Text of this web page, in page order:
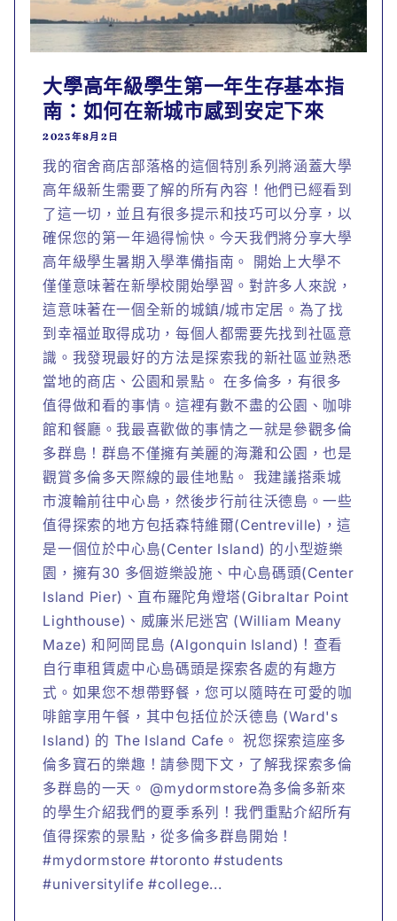
大學高年級學生第一年生存基本指
南：如何在新城市感到安定下來
2023年8月2日
我的宿舍商店部落格的這個特別系列將涵蓋大學
高年級新生需要了解的所有內容！他們已經看到
了這一切，並且有很多提示和技巧可以分享，以
確保您的第一年過得愉快。今天我們將分享大學
高年級學生暑期入學準備指南。 開始上大學不
僅僅意味著在新學校開始學習。對許多人來說，
這意味著在一個全新的城鎮/城市定居。為了找
到幸福並取得成功，每個人都需要先找到社區意
識。我發現最好的方法是探索我的新社區並熟悉
當地的商店、公園和景點。 在多倫多，有很多
值得做和看的事情。這裡有數不盡的公園、咖啡
館和餐廳。我最喜歡做的事情之一就是參觀多倫
多群島！群島不僅擁有美麗的海灘和公園，也是
觀賞多倫多天際線的最佳地點。 我建議搭乘城
市渡輪前往中心島，然後步行前往沃德島。一些
值得探索的地方包括森特維爾(Centreville)，這
是一個位於中心島(Center Island) 的小型遊樂
園，擁有30 多個遊樂設施、中心島碼頭(Center
Island Pier)、直布羅陀角燈塔(Gibraltar Point
Lighthouse)、威廉米尼迷宮 (William Meany
Maze) 和阿岡昆島 (Algonquin Island)！查看
自行車租賃處中心島碼頭是探索各處的有趣方
式。如果您不想帶野餐，您可以隨時在可愛的咖
啡館享用午餐，其中包括位於沃德島 (Ward's
Island) 的 The Island Cafe。 祝您探索這座多
倫多寶石的樂趣！請參閱下文，了解我探索多倫
多群島的一天。 @mydormstore為多倫多新來
的學生介紹我們的夏季系列！我們重點介紹所有
值得探索的景點，從多倫多群島開始！
#mydormstore #toronto #students
#universitylife #college...